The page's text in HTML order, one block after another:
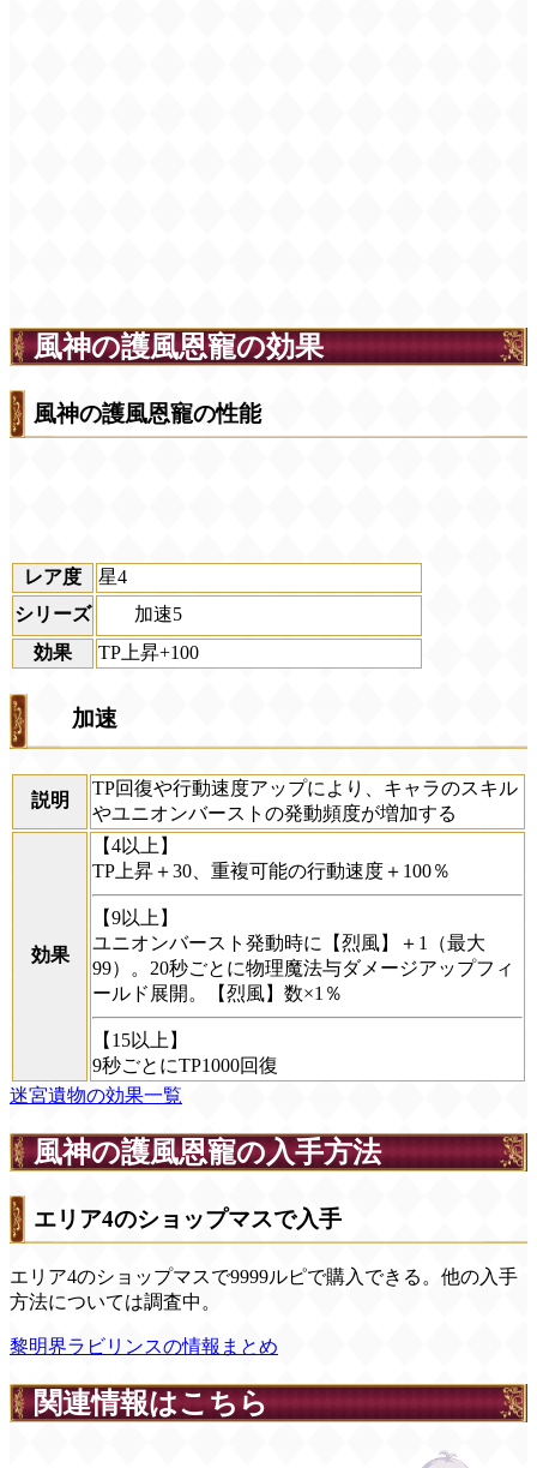
風神の護風恩寵の効果
風神の護風恩寵の性能
レア度
星4
シリーズ
加速5
効果
TP上昇+100
加速
説明
TP回復や行動速度アップにより、キャラのスキル
やユニオンバーストの発動頻度が増加する
効果
【4以上】
TP上昇＋30、重複可能の行動速度＋100％
【9以上】
ユニオンバースト発動時に【烈風】＋1（最大
99）。20秒ごとに物理魔法与ダメージアップフィ
ールド展開。【烈風】数×1％
【15以上】
9秒ごとにTP1000回復
迷宮遺物の効果一覧
風神の護風恩寵の入手方法
エリア4のショップマスで入手
エリア4のショップマスで9999ルピで購入できる。他の入手
方法については調査中。
黎明界ラビリンスの情報まとめ
関連情報はこちら